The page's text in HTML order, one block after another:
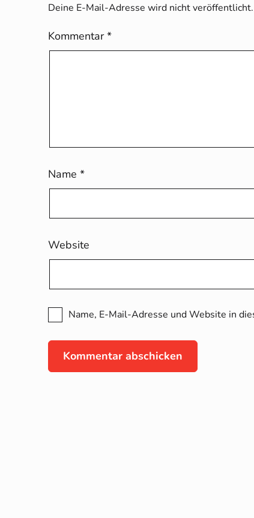
Deine E-Mail-Adresse wird nicht veröffentlicht.
Kommentar*
Name *
Website
Name, E-Mail-Adresse und Website in